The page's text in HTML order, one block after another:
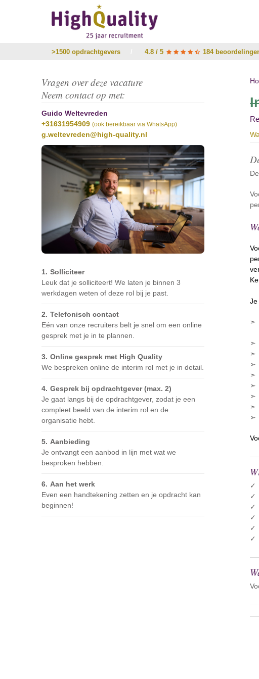
>1500 opdrachtgevers 4.8 / 5 184
Vragen over deze vacature
Neem contact op met:
Guido Weltevreden
+31631954909 (ook bereikbaar via WhatsApp)
g.weltevreden@high-quality.nl
Solliciteer
Leuk dat je solliciteert! We laten je binnen 3
werkdagen weten of deze rol bij je past.
Telefonisch contact
Eén van onze recruiters belt je snel om een online
gesprek met je in te plannen.
Online gesprek met High Quality
We bespreken online de interim rol met je in detail.
Gesprek bij opdrachtgever (max. 2)
Je gaat langs bij de opdrachtgever, zodat je een
compleet beeld van de interim rol en de
organisatie hebt.
Aanbieding
Je ontvangt een aanbod in lijn met wat we
besproken hebben.
Aan het werk
Even een handtekening zetten en je opdracht kan
beginnen!
Je